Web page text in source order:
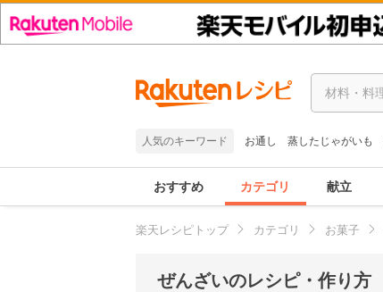
人気のキーワード お通し 蒸したじゃがいも
おすすめ カテゴリ 献立
楽天レシピトップ カテゴリ お菓子
ぜんざいのレシピ・作り方